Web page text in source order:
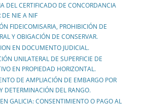
DEL CERTIFICADO DE CONCORDANCIA
DE NIE A NIF
FIDEICOMISARIA, PROHIBICIÓN DE
Y OBIGACIÓN DE CONSERVAR.
EN DOCUMENTO JUDICIAL.
UNILATERAL DE SUPERFICIE DE
EN PROPIEDAD HORIZONTAL.
DE AMPLIACIÓN DE EMBARGO POR
DETERMINACIÓN DEL RANGO.
GALICIA: CONSENTIMIENTO O PAGO AL